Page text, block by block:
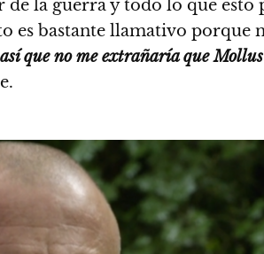
la guerra y todo lo que
es bastante llamativo porque
así que no me extrañaría que